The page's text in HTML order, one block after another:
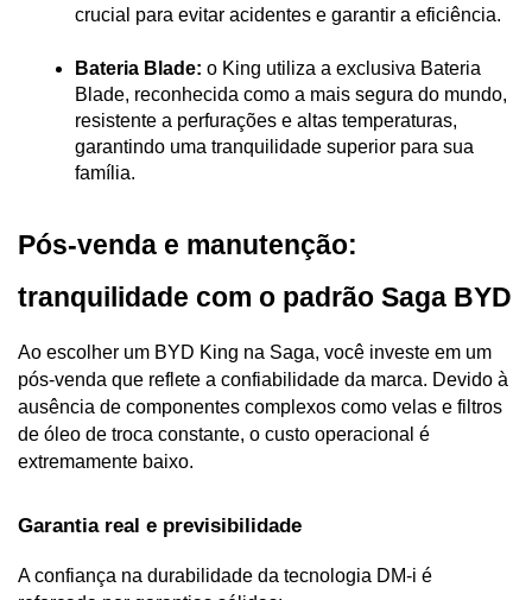
crucial para evitar acidentes e garantir a eficiência.
Bateria Blade: o King utiliza a exclusiva Bateria
Blade, reconhecida como a mais segura do mundo,
resistente a perfurações e altas temperaturas,
garantindo uma tranquilidade superior para sua
família.
Pós-venda e manutenção:
tranquilidade com o padrão Saga BYD
Ao escolher um BYD King na Saga, você investe em um
pós-venda que reflete a confiabilidade da marca. Devido à
ausência de componentes complexos como velas e filtros
de óleo de troca constante, o custo operacional é
extremamente baixo.
Garantia real e previsibilidade
A confiança na durabilidade da tecnologia DM-i é